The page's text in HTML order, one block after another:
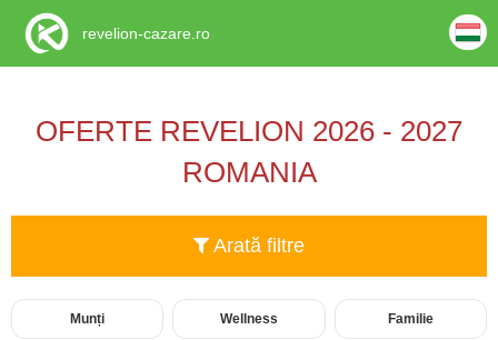
OFERTE REVELION 2026 - 2027
ROMANIA
Arată filtre
Munți Wellness Familie
revelion-cazare.ro